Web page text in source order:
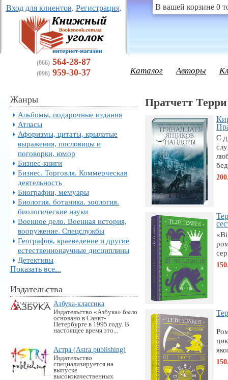
Вход для клиентов. Регистрация.
(066) 564-28-87
(096) 959-30-37
В вашей корзине 0
Каталог Авторы
Жанры
Альбомы, подарочные издания
Атласы
Афоризмы, цитаты, крылатые
выражения, пословицы и
поговорки, юмор
Бизнес-книги
Бизнес. Торговля. Коммерческая
деятельность
Биографии, мемуары
Биология. ботаника. зоология.
биологические науки
Военное дело. Военная история,
вооружение. Спецслужбы
География, краеведение и другие
естественнонаучные дисциплины
Детективы
Показать все...
Издательства
Азбука-классика
Издательство «Азбука» было
основано в Санкт-
Петербурге в 1995 году. В
настоящее время это...
Астра (Astra publishing)
Издательство
специализируется на
выпуске
высококачественных
Пратчетт Терри
С